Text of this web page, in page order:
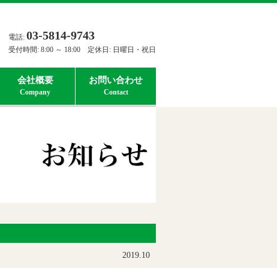
電話: 03-5814-9743
受付時間: 8:00 ～ 18:00 定休日: 日曜日・祝日
会社概要 お問い合わせ
2019.10